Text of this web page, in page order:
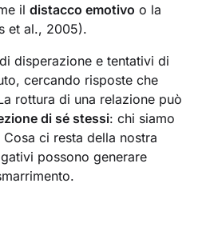
ildistacco emotivo o la
et al., 2005).
disperazione e tentativi di
cercando risposte che
rottura di una relazione può
di sé stessi: chi siamo
ci resta della nostra
possono generare